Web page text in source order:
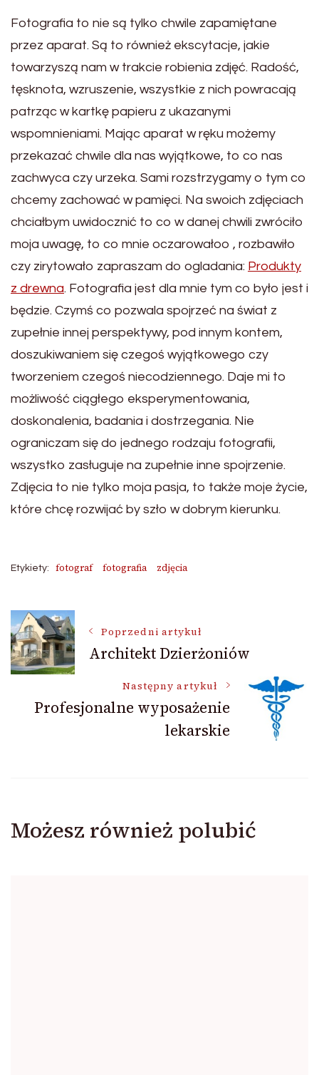
Fotografia to nie są tylko chwile zapamiętane
przez aparat. Są to również ekscytacje, jakie
towarzyszą nam w trakcie robienia zdjęć. Radość,
tęsknota, wzruszenie, wszystkie z nich powracają
patrząc w kartkę papieru z ukazanymi
wspomnieniami. Mając aparat w ręku możemy
przekazać chwile dla nas wyjątkowe, to co nas
zachwyca czy urzeka. Sami rozstrzygamy o tym co
chcemy zachować w pamięci. Na swoich zdjęciach
chciałbym uwidocznić to co w danej chwili zwróciło
moja uwagę, to co mnie oczarowałoo , rozbawiło
czy zirytowało zapraszam do ogladania: Produkty
z drewna. Fotografia jest dla mnie tym co było jest i
będzie. Czymś co pozwala spojrzeć na świat z
zupełnie innej perspektywy, pod innym kontem,
doszukiwaniem się czegoś wyjątkowego czy
tworzeniem czegoś niecodziennego. Daje mi to
możliwość ciągłego eksperymentowania,
doskonalenia, badania i dostrzegania. Nie
ograniczam się do jednego rodzaju fotografii,
wszystko zasługuje na zupełnie inne spojrzenie.
Zdjęcia to nie tylko moja pasja, to także moje życie,
które chcę rozwijać by szło w dobrym kierunku.
Etykiety: fotograf fotografia zdjęcia
Nawigacja
wpisu
Poprzedni artykuł
Architekt Dzierżoniów
Następny artykuł
Profesjonalne wyposażenie
lekarskie
Możesz również polubić